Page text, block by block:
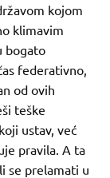
kojom
klimavim
bogato
federativno,
od ovih
teške
ustav, već
pravila. A ta
se prelamati u